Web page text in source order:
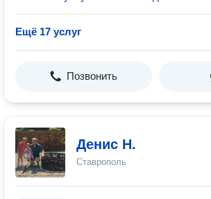
Ещё 17 услуг
Позвонить
Денис Н.
Ставрополь